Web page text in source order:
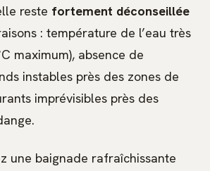
reste fortement déconseillée
: température de l’eau très
maximum), absence de
instables près des zones de
imprévisibles près des
une baignade rafraîchissante